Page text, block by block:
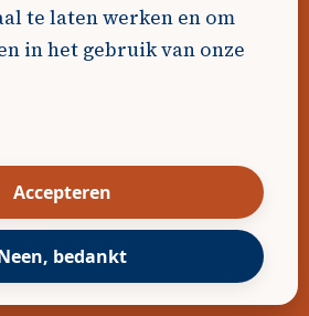
te laten werken en om
in het gebruik van onze
Accepteren
bedankt